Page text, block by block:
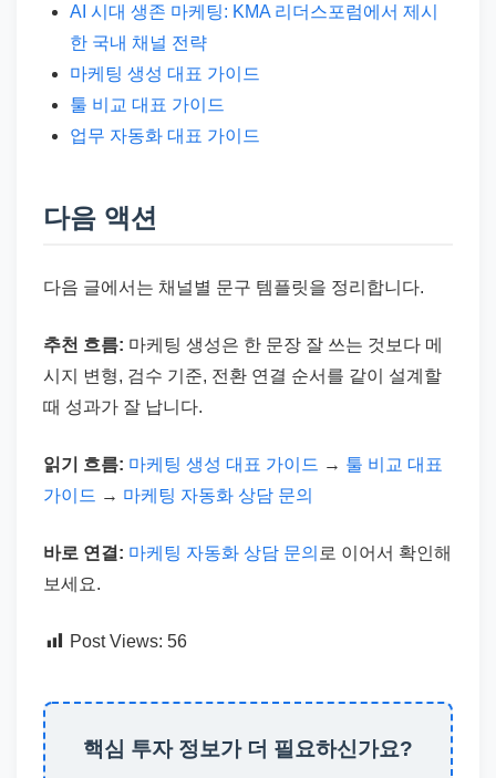
AI 시대 생존 마케팅: KMA 리더스포럼에서 제시
한 국내 채널 전략
마케팅 생성 대표 가이드
툴 비교 대표 가이드
업무 자동화 대표 가이드
다음 액션
다음 글에서는 채널별 문구 템플릿을 정리합니다.
추천 흐름: 마케팅 생성은 한 문장 잘 쓰는 것보다 메
시지 변형, 검수 기준, 전환 연결 순서를 같이 설계할
때 성과가 잘 납니다.
읽기 흐름: 마케팅 생성 대표 가이드 → 툴 비교 대표
가이드 → 마케팅 자동화 상담 문의
바로 연결: 마케팅 자동화 상담 문의 로 이어서 확인해
보세요.
Post Views: 56
핵심 투자 정보가 더 필요하신가요?